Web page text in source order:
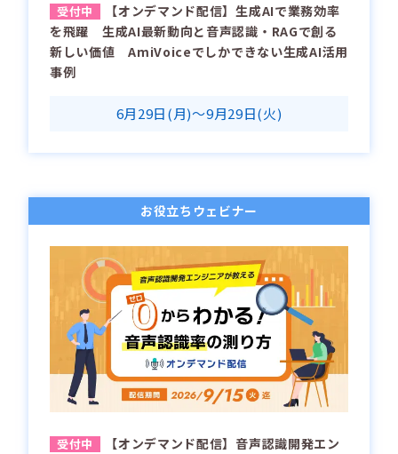
【オンデマンド配信】生成AIで業務効率
を飛躍 生成AI最新動向と音声認識・RAGで創る
新しい価値 AmiVoiceでしかできない生成AI活用
事例
6月29日(月)～9月29日(火)
お役立ちウェビナー
【オンデマンド配信】音声認識開発エン